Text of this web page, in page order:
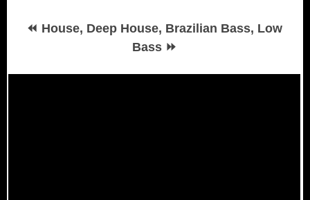
⏪ House, Deep House, Brazilian Bass, Low
Bass ⏩